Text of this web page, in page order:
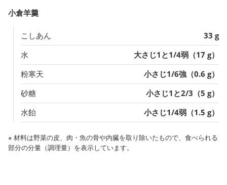
小倉羊羹
こしあん
33 g
水
大さじ1と1/4弱（17 g）
粉寒天
小さじ1/6強（0.6 g）
砂糖
小さじ1と2/3（5 g）
水飴
小さじ1/4弱（1.5 g）
※ 材料は野菜の皮、肉・魚の骨や内臓を取り除いたもので、食べられる
部分の分量（調理量）を表示しています。